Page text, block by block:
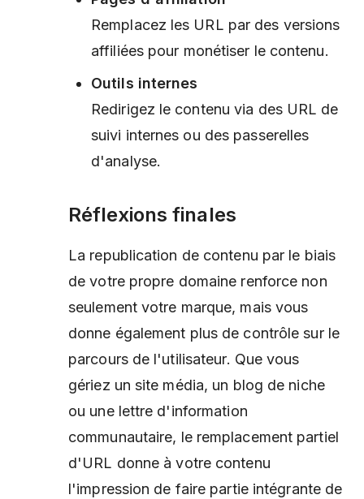
Remplacez les URL par des versions
affiliées pour monétiser le contenu.
Outils internes
Redirigez le contenu via des URL de
suivi internes ou des passerelles
d'analyse.
Réflexions finales
La republication de contenu par le biais
de votre propre domaine renforce non
seulement votre marque, mais vous
donne également plus de contrôle sur le
parcours de l'utilisateur. Que vous
gériez un site média, un blog de niche
ou une lettre d'information
communautaire, le remplacement partiel
d'URL donne à votre contenu
l'impression de faire partie intégrante de